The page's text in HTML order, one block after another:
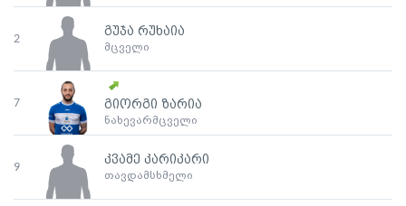
2
გუჯა რუხაია
მცველი
7 გიორგი ზარია
ნახევარმცველი
9
კვამე კარიკარი
თავდამსხმელი